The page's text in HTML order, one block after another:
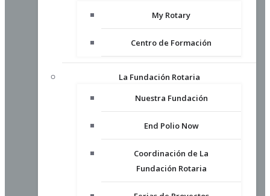
My Rotary
Centro de Formación
La Fundación Rotaria
Nuestra Fundación
End Polio Now
Coordinación de La
Fundación Rotaria